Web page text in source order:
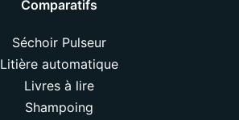
Comparatifs
Séchoir Pulseur
Litière automatique
Livres à lire
Shampoing